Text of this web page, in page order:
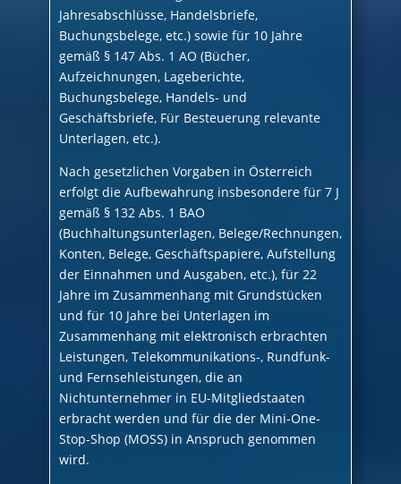
Jahresabschlüsse, Handelsbriefe,
Buchungsbelege, etc.) sowie für 10 Jahre
gemäß § 147 Abs. 1 AO (Bücher,
Aufzeichnungen, Lageberichte,
Buchungsbelege, Handels- und
Geschäftsbriefe, Für Besteuerung relevante
Unterlagen, etc.).
Nach gesetzlichen Vorgaben in Österreich
erfolgt die Aufbewahrung insbesondere für 7 J
gemäß § 132 Abs. 1 BAO
(Buchhaltungsunterlagen, Belege/Rechnungen,
Konten, Belege, Geschäftspapiere, Aufstellung
der Einnahmen und Ausgaben, etc.), für 22
Jahre im Zusammenhang mit Grundstücken
und für 10 Jahre bei Unterlagen im
Zusammenhang mit elektronisch erbrachten
Leistungen, Telekommunikations-, Rundfunk-
und Fernsehleistungen, die an
Nichtunternehmer in EU-Mitgliedstaaten
erbracht werden und für die der Mini-One-
Stop-Shop (MOSS) in Anspruch genommen
wird.